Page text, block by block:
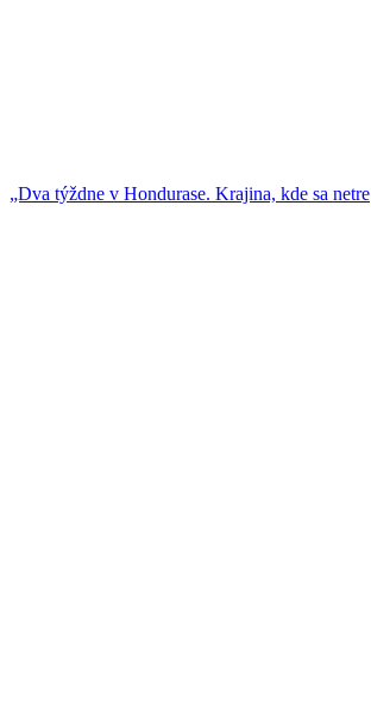
„Dva týždne v Hondurase. Krajina, kde sa netre